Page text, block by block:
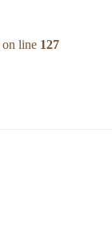
on line 127